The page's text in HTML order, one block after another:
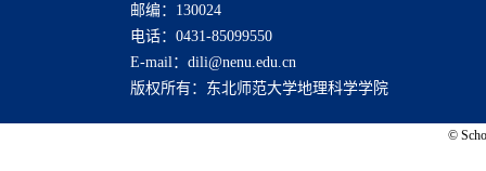
邮编：130024
电话：0431-85099550
E-mail：dili@nenu.edu.cn
版权所有：东北师范大学地理科学学院
©